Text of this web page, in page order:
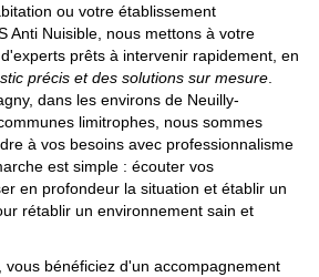
ou votre établissement
Anti Nuisible, nous mettons à votre
prêts à intervenir rapidement, en
précis et des solutions sur mesure
dans les environs de Neuilly-
limitrophes, nous sommes
à vos besoins avec professionnalisme
est simple : écouter vos
en profondeur la situation et établir un
rétablir un environnement sain et
vous bénéficiez d'un accompagnement